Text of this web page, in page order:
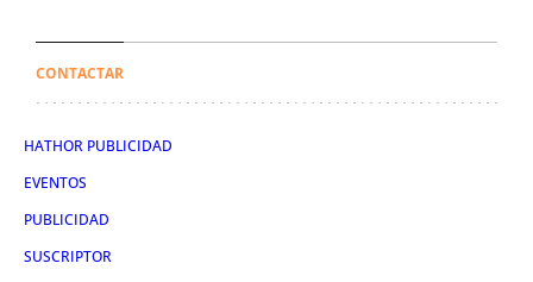
CONTACTAR
HATHOR PUBLICIDAD
EVENTOS
PUBLICIDAD
SUSCRIPTOR